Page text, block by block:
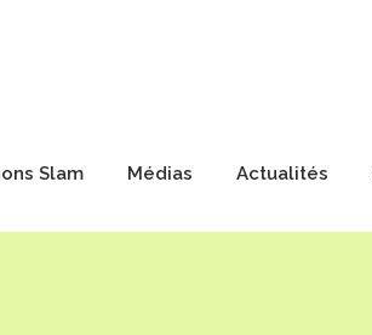
Slam Médias Actualités